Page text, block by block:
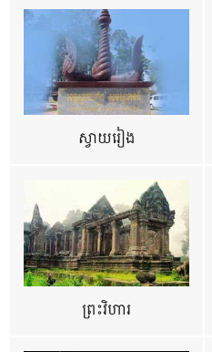
ស្វាយរៀង
ព្រះវិហារ